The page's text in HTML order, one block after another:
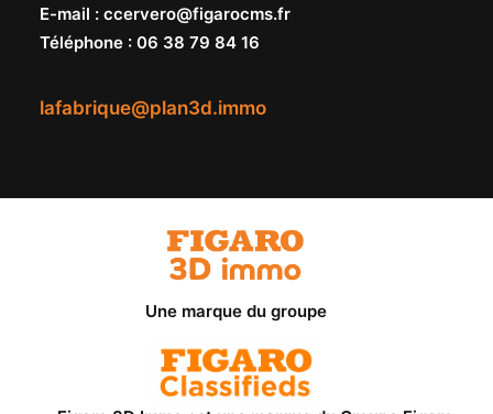
lafabrique@plan3d.immo
E-mail : ccervero@figarocms.fr
Téléphone : 06 38 79 84 16
Une marque du groupe